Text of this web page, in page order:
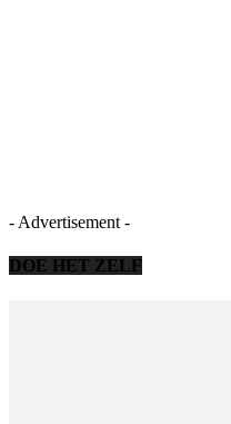
- Advertisement -
DOE HET ZELF